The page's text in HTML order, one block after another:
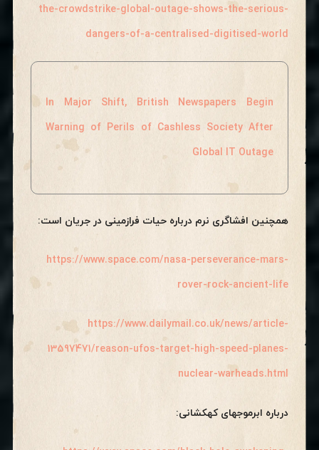
the-crowdstrike-global-outage-shows-the-serious-
dangers-of-a-centralised-digitised-world
In Major Shift, British Newspapers Begin
Warning of Perils of Cashless Society After
Global IT Outage
همچنین افشاگری نرم درباره حیات فرازمینی در جریان است:
https://www.space.com/nasa-perseverance-mars-
rover-rock-ancient-life
https://www.dailymail.co.uk/news/article-
13597471/reason-ufos-target-high-speed-planes-
nuclear-warheads.html
درباره ابرموجهای کهکشانی: